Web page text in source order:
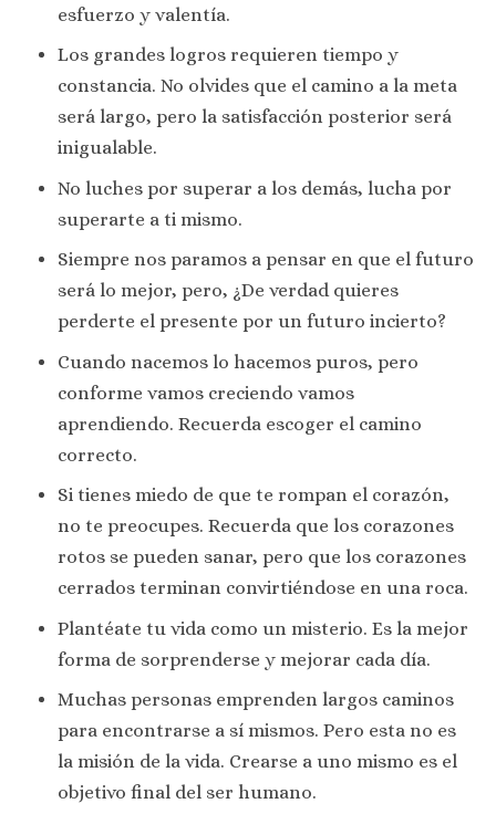
esfuerzo y valentía.
Los grandes logros requieren tiempo y
constancia. No olvides que el camino a la meta
será largo, pero la satisfacción posterior será
inigualable.
No luches por superar a los demás, lucha por
superarte a ti mismo.
Siempre nos paramos a pensar en que el futuro
será lo mejor, pero, ¿De verdad quieres
perderte el presente por un futuro incierto?
Cuando nacemos lo hacemos puros, pero
conforme vamos creciendo vamos
aprendiendo. Recuerda escoger el camino
correcto.
Si tienes miedo de que te rompan el corazón,
no te preocupes. Recuerda que los corazones
rotos se pueden sanar, pero que los corazones
cerrados terminan convirtiéndose en una roca.
Plantéate tu vida como un misterio. Es la mejor
forma de sorprenderse y mejorar cada día.
Muchas personas emprenden largos caminos
para encontrarse a sí mismos. Pero esta no es
la misión de la vida. Crearse a uno mismo es el
objetivo final del ser humano.